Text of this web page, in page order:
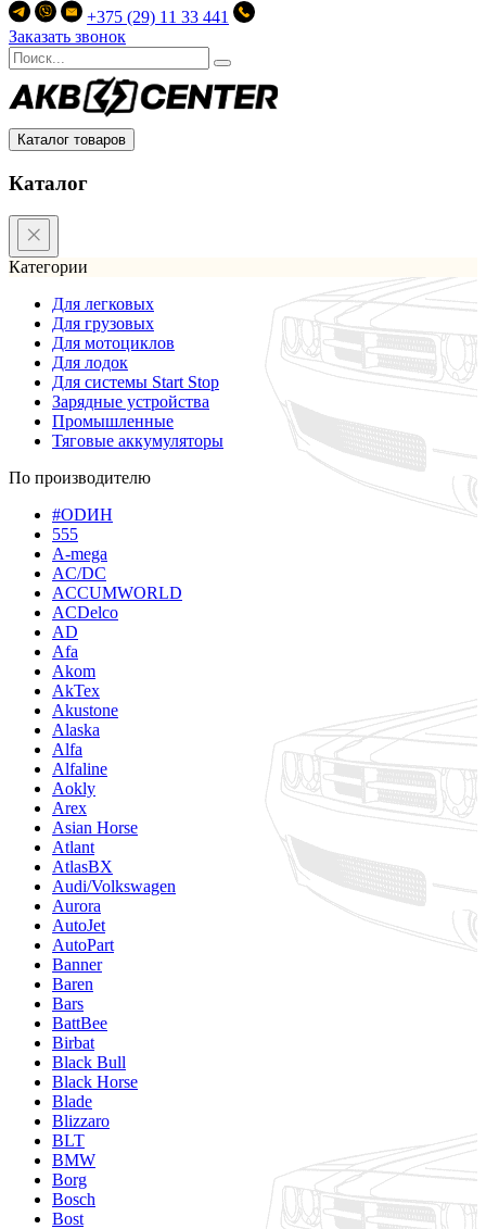
+375 (29) 11 33 441
Заказать звонок
Каталог товаров
Каталог
Категории
Для легковых
Для грузовых
Для мотоциклов
Для лодок
Для системы Start Stop
Зарядные устройства
Промышленные
Тяговые аккумуляторы
По производителю
#ODИН
555
A-mega
AC/DC
ACCUMWORLD
ACDelco
AD
Afa
Akom
AkTex
Akustone
Alaska
Alfa
Alfaline
Aokly
Arex
Asian Horse
Atlant
AtlasBX
Audi/Volkswagen
Aurora
AutoJet
AutoPart
Banner
Baren
Bars
BattBee
Birbat
Black Bull
Black Horse
Blade
Blizzaro
BLT
BMW
Borg
Bosch
Bost